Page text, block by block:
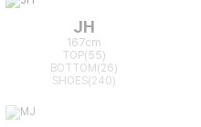
JH
167cm
TOP(55)
BOTTOM(26)
SHOES(240)